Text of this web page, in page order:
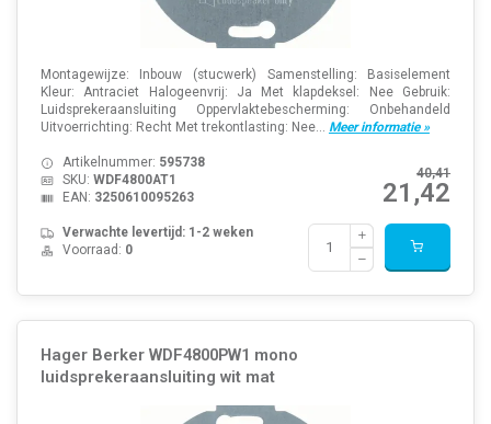
Montagewijze: Inbouw (stucwerk) Samenstelling: Basiselement
Kleur: Antraciet Halogeenvrij: Ja Met klapdeksel: Nee Gebruik:
Luidsprekeraansluiting Oppervlaktebescherming: Onbehandeld
Uitvoerrichting: Recht Met trekontlasting: Nee... Meer informatie »
40,41
21,42
Artikelnummer: 595738
SKU: WDF4800AT1
EAN: 3250610095263
Verwachte levertijd: 1-2 weken
Voorraad: 0
Hager Berker WDF4800PW1 mono
luidsprekeraansluiting wit mat